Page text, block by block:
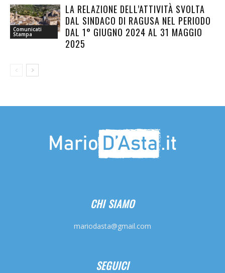
Comunicati
Stampa
LA RELAZIONE DELL’ATTIVITÀ SVOLTA
DAL SINDACO DI RAGUSA NEL PERIODO
DAL 1° GIUGNO 2024 AL 31 MAGGIO
2025
CHI SIAMO
mariodasta@gmail.com
SEGUICI